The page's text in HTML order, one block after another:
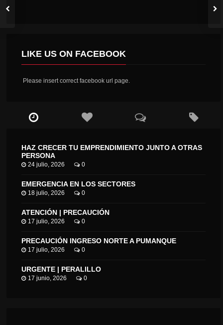
LIKE US ON FACEBOOK
Please insert correct facebook url page.
HAZ CRECER TU EMPRENDIMIENTO JUNTO A OTRAS
PERSONA
24 julio, 2026 0
EMERGENCIA EN LOS SECTORES
18 julio, 2026 0
ATENCIÓN | PRECAUCIÓN
17 julio, 2026 0
PRECAUCIÓN INGRESO NORTE A PUMANQUE
17 julio, 2026 0
URGENTE | PERALILLO
17 junio, 2026 0